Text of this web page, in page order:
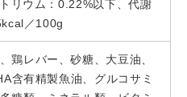
リウム：0.22%以下、代謝
／100g
鶏レバー、砂糖、大豆油、
含有精製魚油、グルコサミ